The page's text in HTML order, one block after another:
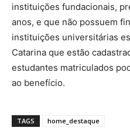
instituições fundacionais,
anos, e que não possuem
instituições universitárias
Catarina que estão
estudantes matriculados
ao benefício.
TAGS home_destaque